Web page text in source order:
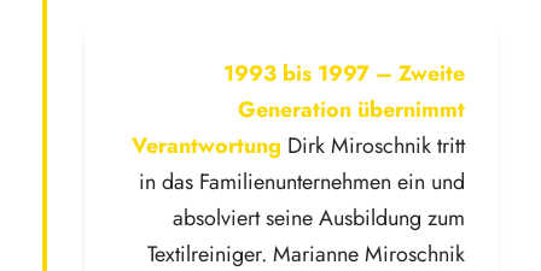
1993 bis 1997 – Zweite
Generation übernimmt
Verantwortung Dirk Miroschnik tritt
in das Familienunternehmen ein und
absolviert seine Ausbildung zum
Textilreiniger. Marianne Miroschnik